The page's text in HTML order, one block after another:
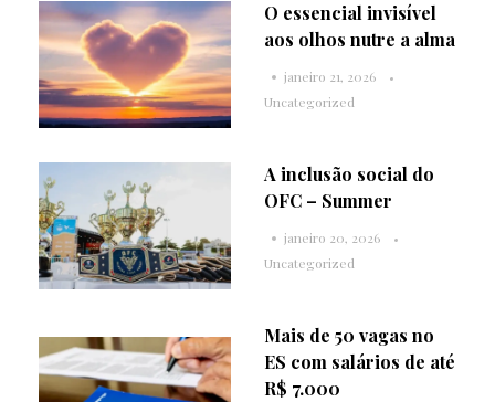
O essencial invisível
aos olhos nutre a alma
janeiro 21, 2026
Uncategorized
A inclusão social do
OFC – Summer
janeiro 20, 2026
Uncategorized
Mais de 50 vagas no
ES com salários de até
R$ 7.000